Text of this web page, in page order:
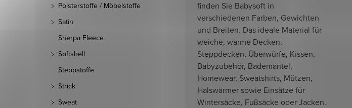
Polsterstoffe / Möbelstoffe
Satin
Sherpa Fleece
Softshell
Steppstoffe
Strick
Sweat
finden Sie Babysoft in
verschiedenen Farben, Gewichten
und Breiten. Das ideale Material für
weiche, warme Decken,
Steppdecken, Überwürfe, Kissen,
Babyzubehör, Bademäntel,
Homewear, Sweatshirts, Mützen,
Halswärmer sowie Einsätze für
Wintersäcke, Fußsäcke oder Jacken.